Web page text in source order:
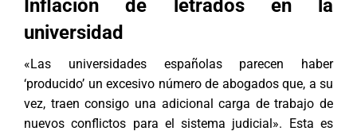
Inflación de letrados en la
universidad
«Las universidades españolas parecen haber
‘producido’ un excesivo número de abogados que, a su
vez, traen consigo una adicional carga de trabajo de
nuevos conflictos para el sistema judicial». Esta es